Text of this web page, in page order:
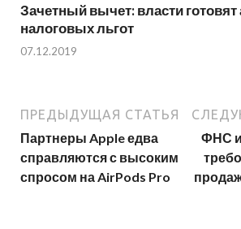
Зачетный вычет: власти
налоговых льгот
07.12.2019
ПРЕДЫДУЩАЯ СТАТЬЯ
Партнеры Apple едва
справляются с высоким
спросом на AirPods Pro
ФНС